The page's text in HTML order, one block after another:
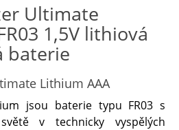
Ultimate
1,5V lithiová
baterie
Lithium AAA
jsou baterie typu FR03 s
v technicky vyspělých